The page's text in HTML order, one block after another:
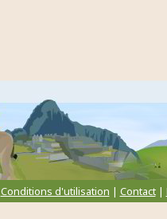
Conditions d'utilisation | Contact|